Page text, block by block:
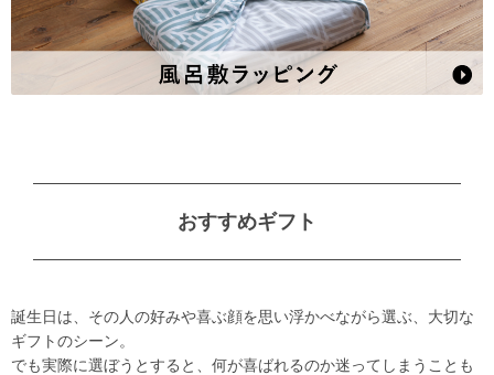
おすすめギフト
誕生日は、その人の好みや喜ぶ顔を思い浮かべながら選ぶ、大切な
ギフトのシーン。
でも実際に選ぼうとすると、何が喜ばれるのか迷ってしまうことも